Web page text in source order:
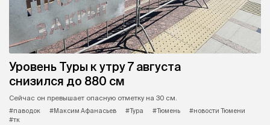
Уровень Туры к утру 7 августа
снизился до 880 см
Сейчас он превышает опасную отметку на 30 см.
#паводок
#Максим Афанасьев #Тура #Тюмень
#новости Тюмени
#тк